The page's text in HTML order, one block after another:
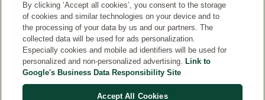
Информация
By clicking ‘Accept all cookies’, you consent to the storage
of cookies and similar technologies on your device and to
the processing of your data by us and our partners. The
collected data will be used for ads personalization.
Especially cookies and mobile ad identifiers will be used for
personalized and non-personalized advertising. Link to
Google's Business Data Responsibility Site
Accept All Cookies